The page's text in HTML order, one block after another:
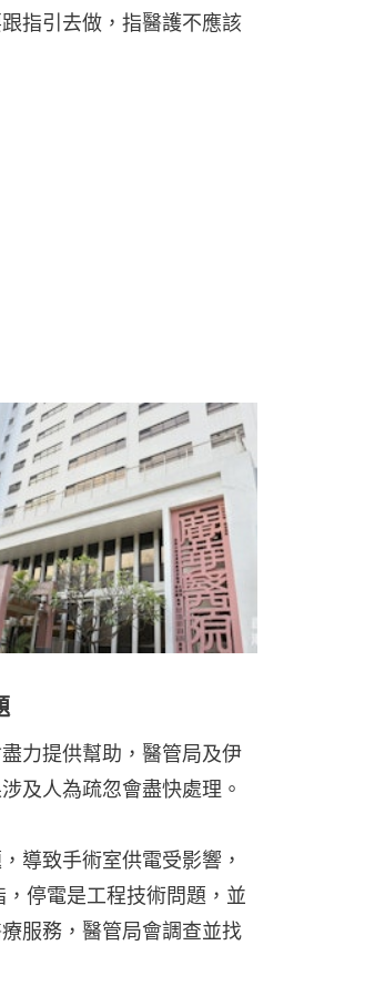
指引去做，指醫護不應該
力提供幫助，醫管局及伊
及人為疏忽會盡快處理。
導致手術室供電受影響，
停電是工程技術問題，並
服務，醫管局會調查並找